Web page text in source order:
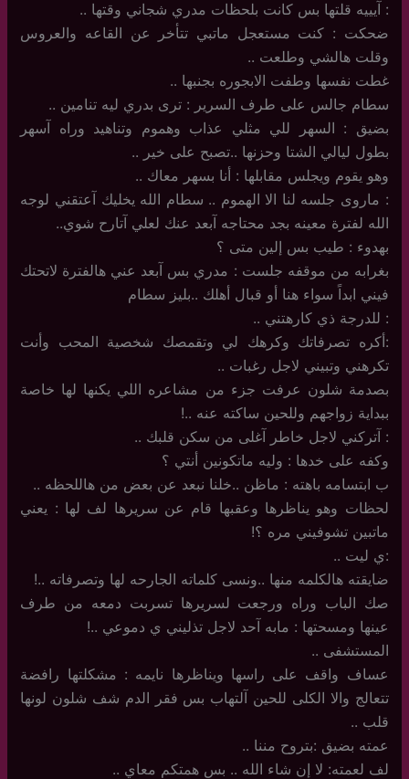
: آيييه قلتها بس كانت بلحظات مدري شجاني وقتها ..
ضحكت : كنت مستعجل ماتبي تتأخر عن القاعه والعروس
وقلت هالشي وطلعت ..
غطت نفسها وطفت الابجوره بجنبها ..
سطام جالس على طرف السرير : ترى بدري ليه تنامين ..
بضيق : السهر للي مثلي عذاب وهموم وتناهيد وراه آسهر
بطول ليالي الشتا وحزنها ..تصبح على خير ..
وهو يقوم ويجلس مقابلها : أنا بسهر معاك ..
: ماروى جلسه لنا الا الهموم .. سطام الله يخليك آعتقني لوجه
الله لفترة معينه بجد محتاجه آبعد عنك لعلي آتارح شوي..
بهدوء : طيب بس إلين متى ؟
بغرابه من موقفه جلست : مدري بس آبعد عني هالفترة لاتحتك
فيني ابداً سواء هنا أو قبال أهلك ..بليز سطام
: للدرجة ذي كارهتني ..
:أكره تصرفاتك وكرهك لي وتقمصك شخصية المحب وأنت
تكرهني وتبيني لاجل رغبات ..
بصدمة شلون عرفت جزء من مشاعره اللي يكنها لها خاصة
ببداية زواجهم وللحين ساكته عنه ..!
: آتركني لاجل خاطر آغلى من سكن قلبك ..
وكفه على خدها : وليه ماتكونين أنتي ؟
ب ابتسامه باهته : ماظن ..خلنا نبعد عن بعض من هاللحظه ..
لحظات وهو يناظرها وعقبها قام عن سريرها لف لها : يعني
ماتبين تشوفيني مره ؟!
:ي ليت ..
ضايقته هالكلمه منها ..ونسى كلماته الجارحه لها وتصرفاته ..!
صك الباب وراه ورجعت لسريرها تسربت دمعه من طرف
عينها ومسحتها : مابه آحد لاجل تذليني ي دموعي ..!
المستشفى ..
عساف واقف على راسها ويناظرها نايمه : مشكلتها رافضة
تتعالج والا الكلى للحين آلتهاب بس فقر الدم شف شلون لونها
قلب ..
عمته بضيق :بتروح مننا ..
لف لعمته: لا إن شاء الله .. بس همتكم معاي ..